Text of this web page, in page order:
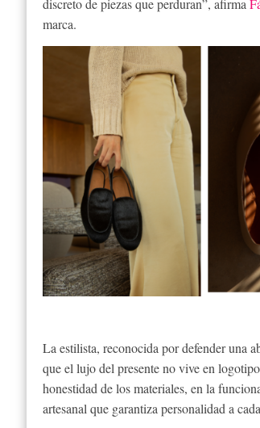
discreto de piezas que perduran”, afirma
marca.
La estilista, reconocida por defender una
que el lujo del presente no vive en
honestidad de los materiales, en la
artesanal que garantiza personalidad a